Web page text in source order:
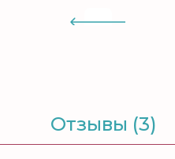
Отзывы (3)